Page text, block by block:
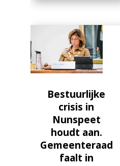
Bestuurlijke
crisis in
Nunspeet
houdt aan.
Gemeenteraad
faalt in